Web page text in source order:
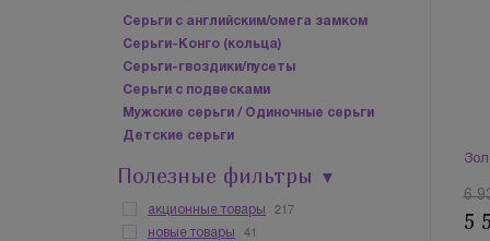
Серьги с английским/омега замком
Серьги-Конго (кольца)
Серьги-гвоздики/пусеты
Серьги с подвесками
Мужские серьги / Одиночные серьги
Детские серьги
Полезные фильтры ▼
акционные товары 217
новые товары 41
6
5